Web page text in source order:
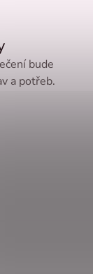
bude
a potřeb.